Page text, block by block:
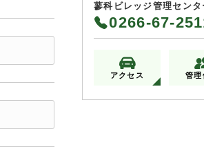
蓼科ビレッジ管理センタ
0266-67-
アクセス 管理